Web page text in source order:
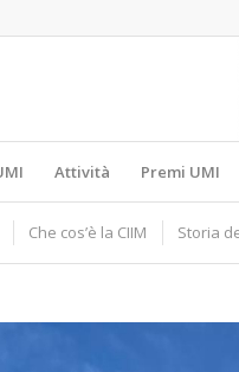
Attività Premi UMI
Che cos’è la CIIM Storia